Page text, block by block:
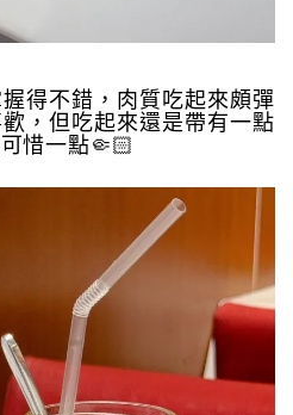
握得不錯，肉質吃起來頗彈
，但吃起來還是帶有一點
惜一點🤏🏻